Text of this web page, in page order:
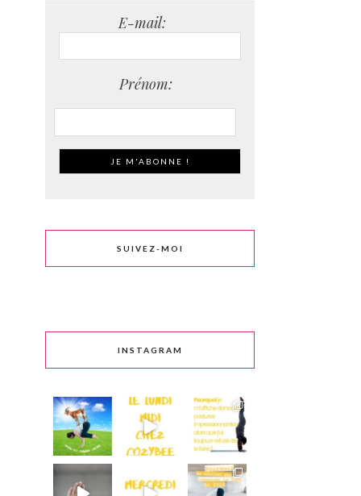
E-mail:
Prénom:
SUIVEZ-MOI
INSTAGRAM